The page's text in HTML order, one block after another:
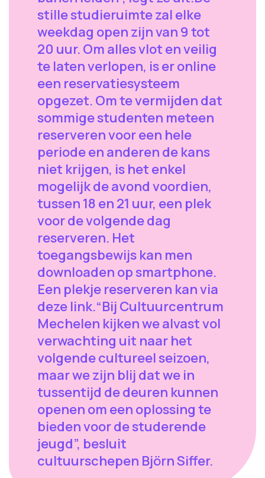
stille studieruimte zal elke
weekdag open zijn van 9 tot
20 uur. Om alles vlot en veilig
te laten verlopen, is er online
een reservatiesysteem
opgezet. Om te vermijden dat
sommige studenten meteen
reserveren voor een hele
periode en anderen de kans
niet krijgen, is het enkel
mogelijk de avond voordien,
tussen 18 en 21 uur, een plek
voor de volgende dag
reserveren. Het
toegangsbewijs kan men
downloaden op smartphone.
Een plekje reserveren kan via
deze link.“Bij Cultuurcentrum
Mechelen kijken we alvast vol
verwachting uit naar het
volgende cultureel seizoen,
maar we zijn blij dat we in
tussentijd de deuren kunnen
openen om een oplossing te
bieden voor de studerende
jeugd”, besluit
cultuurschepen Björn Siffer.